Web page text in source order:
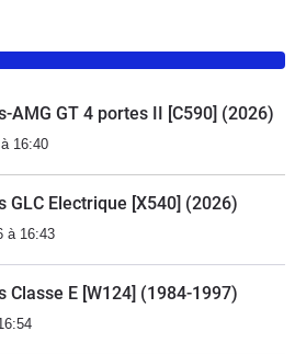
AMG GT 4 portes II [C590] (2026)
16:40
GLC Electrique [X540] (2026)
à 16:43
Classe E [W124] (1984-1997)